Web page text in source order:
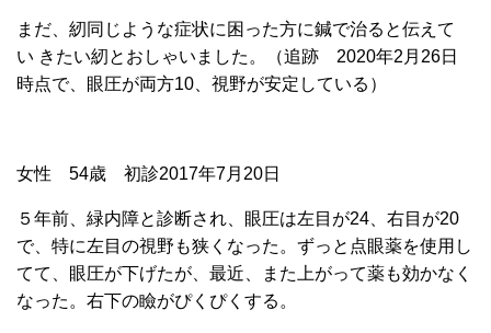
まだ、紉同じような症状に困った方に鍼で治ると伝えて
い きたい紉とおしゃいました。（追跡 2020年2月26日
時点で、眼圧が両方10、視野が安定している）
女性 54歳 初診2017年7月20日
５年前、緑内障と診断され、眼圧は左目が24、右目が20
で、特に左目の視野も狭くなった。ずっと点眼薬を使用し
てて、眼圧が下げたが、最近、また上がって薬も効かなく
なった。右下の瞼がぴくぴくする。